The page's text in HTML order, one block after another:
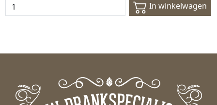
In winkelwagen